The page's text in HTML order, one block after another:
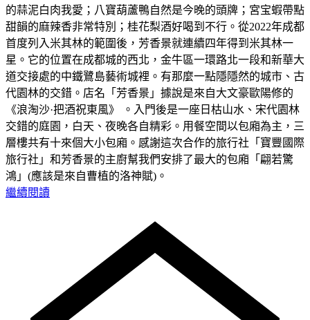
的蒜泥白肉我愛；八寶葫蘆鴨自然是今晚的頭牌；宮宝蝦帶點
甜韻的麻辣香非常特別；桂花梨酒好喝到不行。從2022年成都
首度列入米其林的範圍後，芳香景就連續四年得到米其林一
星。它的位置在成都城的西北，金牛區一環路北一段和新華大
道交接處的中鐵鷺島藝術城裡。有那麼一點隱隱然的城市、古
代園林的交錯。店名「芳香景」據說是來自大文豪歐陽修的
《浪淘沙·把酒祝東風》 。入門後是一座日枯山水、宋代園林
交錯的庭園，白天、夜晚各自精彩。用餐空間以包廂為主，三
層樓共有十來個大小包廂。感謝這次合作的旅行社「寶豐國際
旅行社」和芳香景的主廚幫我們安排了最大的包廂「翩若驚
鴻」(應該是來自曹植的洛神賦)。
繼續閱讀